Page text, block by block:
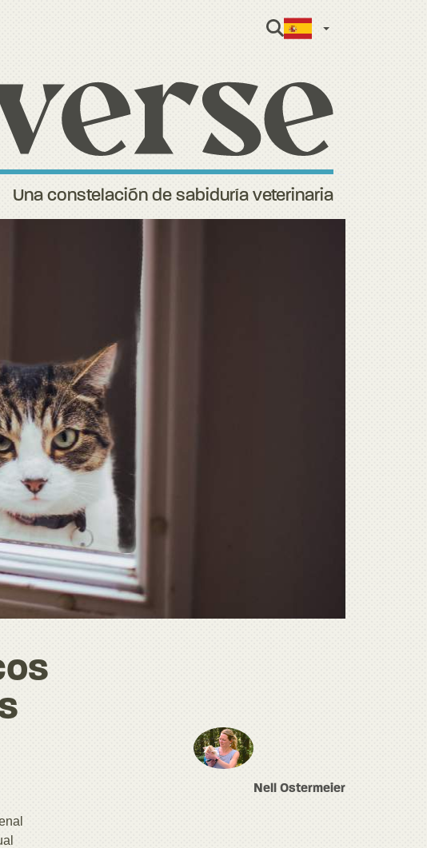
Una constelación de sabiduría veterinaria
Nell Ostermeier